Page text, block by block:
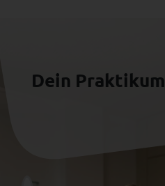
Dein Praktikum